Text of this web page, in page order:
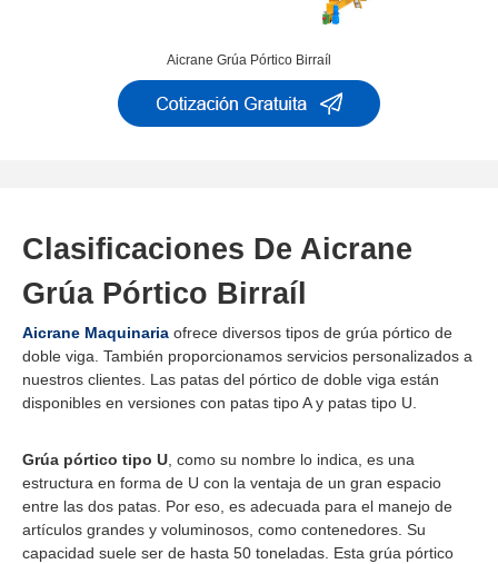
Aicrane Grúa Pórtico Birraíl
Clasificaciones De Aicrane
Grúa Pórtico Birraíl
Aicrane Maquinaria ofrece diversos tipos de grúa pórtico de
doble viga. También proporcionamos servicios personalizados a
nuestros clientes. Las patas del pórtico de doble viga están
disponibles en versiones con patas tipo A y patas tipo U.
Grúa pórtico tipo U, como su nombre lo indica, es una
estructura en forma de U con la ventaja de un gran espacio
entre las dos patas. Por eso, es adecuada para el manejo de
artículos grandes y voluminosos, como contenedores. Su
capacidad suele ser de hasta 50 toneladas. Esta grúa pórtico